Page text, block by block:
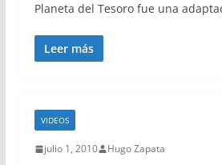
Planeta del Tesoro fue una
Leer más
VIDEOS
julio 1, 2010 Hugo Zapata